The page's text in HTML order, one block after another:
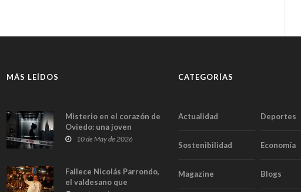
MÁS LEÍDOS
Misterio en el corazón de
Oviedo: una joven
aparece muerta dentro
captan sus últimos
minutos
10 de May de 2026
Fallece Nicolás Parrondo,
el valdesano que
CATEGORÍAS
Actualidad Deportes
Sostenibilidad Economía
Magazine Blogs